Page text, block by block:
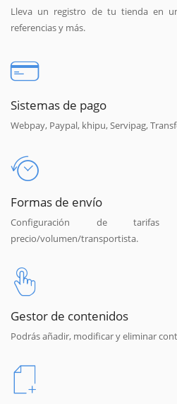
Lleva un registro de tu tienda en
referencias y más.
Sistemas de pago
Webpay, Paypal, khipu, Servipag,
Formas de envío
Configuración de
precio/volumen/transportista.
Gestor de contenidos
Podrás añadir, modificar y eliminar